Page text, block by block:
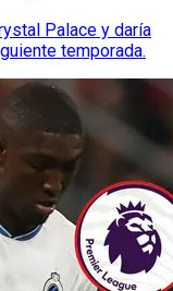
Palace y daría
temporada.